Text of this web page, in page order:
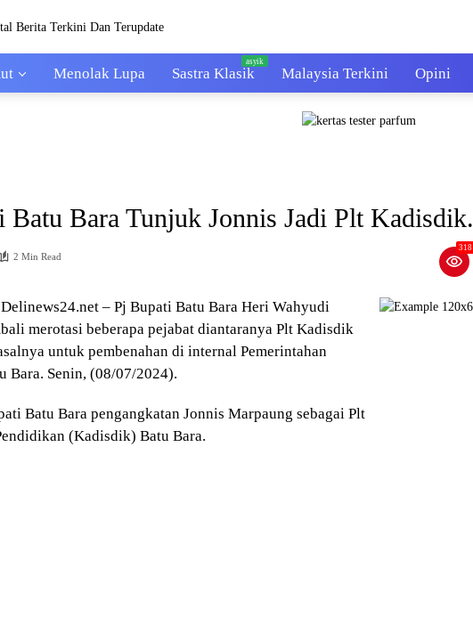
Menolak Lupa Sastra Klasik Malaysia Terkini Opini
Batu Bara Tunjuk Jonnis Jadi Plt Kadisdik.
2 Min Read
318
– Pj Bupati Batu Bara Heri Wahyudi
merotasi beberapa pejabat diantaranya Plt Kadisdik
untuk pembenahan di internal Pemerintahan
Bara. Senin, (08/07/2024).
Batu Bara pengangkatan Jonnis Marpaung sebagai Plt
(Kadisdik) Batu Bara.